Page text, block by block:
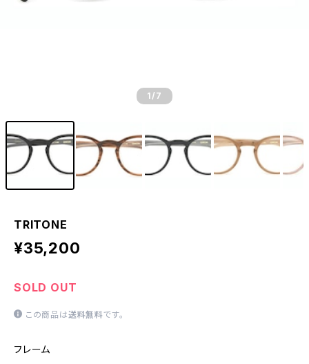
1 /7
TRITONE
¥35,200
SOLD OUT
この商品は送料無料です。
フレーム